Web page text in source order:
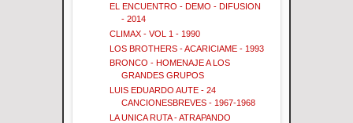
EL ENCUENTRO - DEMO - DIFUSION
- 2014
CLIMAX - VOL 1 - 1990
LOS BROTHERS - ACARICIAME - 1993
BRONCO - HOMENAJE A LOS
GRANDES GRUPOS
LUIS EDUARDO AUTE - 24
CANCIONESBREVES - 1967-1968
LA UNICA RUTA - ATRAPANDO